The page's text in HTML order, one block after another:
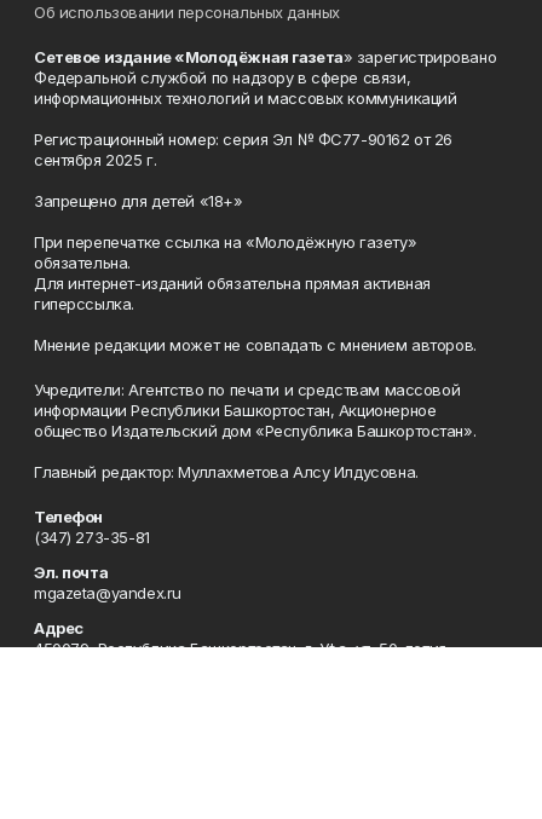
Об использовании персональных данных
Сетевое издание «Молодёжная газета» зарегистрировано
Федеральной службой по надзору в сфере связи,
информационных технологий и массовых коммуникаций
Регистрационный номер: серия Эл № ФС77-90162 от 26
сентября 2025 г.
Запрещено для детей «18+»
При перепечатке ссылка на «Молодёжную газету»
обязательна.
Для интернет-изданий обязательна прямая активная
гиперссылка.
Мнение редакции может не совпадать с мнением авторов.
Учредители: Агентство по печати и средствам массовой
информации Республики Башкортостан, Акционерное
общество Издательский дом «Республика Башкортостан».
Главный редактор: Муллахметова Алсу Илдусовна.
Телефон
(347) 273-35-81
Эл. почта
mgazeta@yandex.ru
Адрес
450079, Республика Башкортостан, г. Уфа, ул. 50-летия